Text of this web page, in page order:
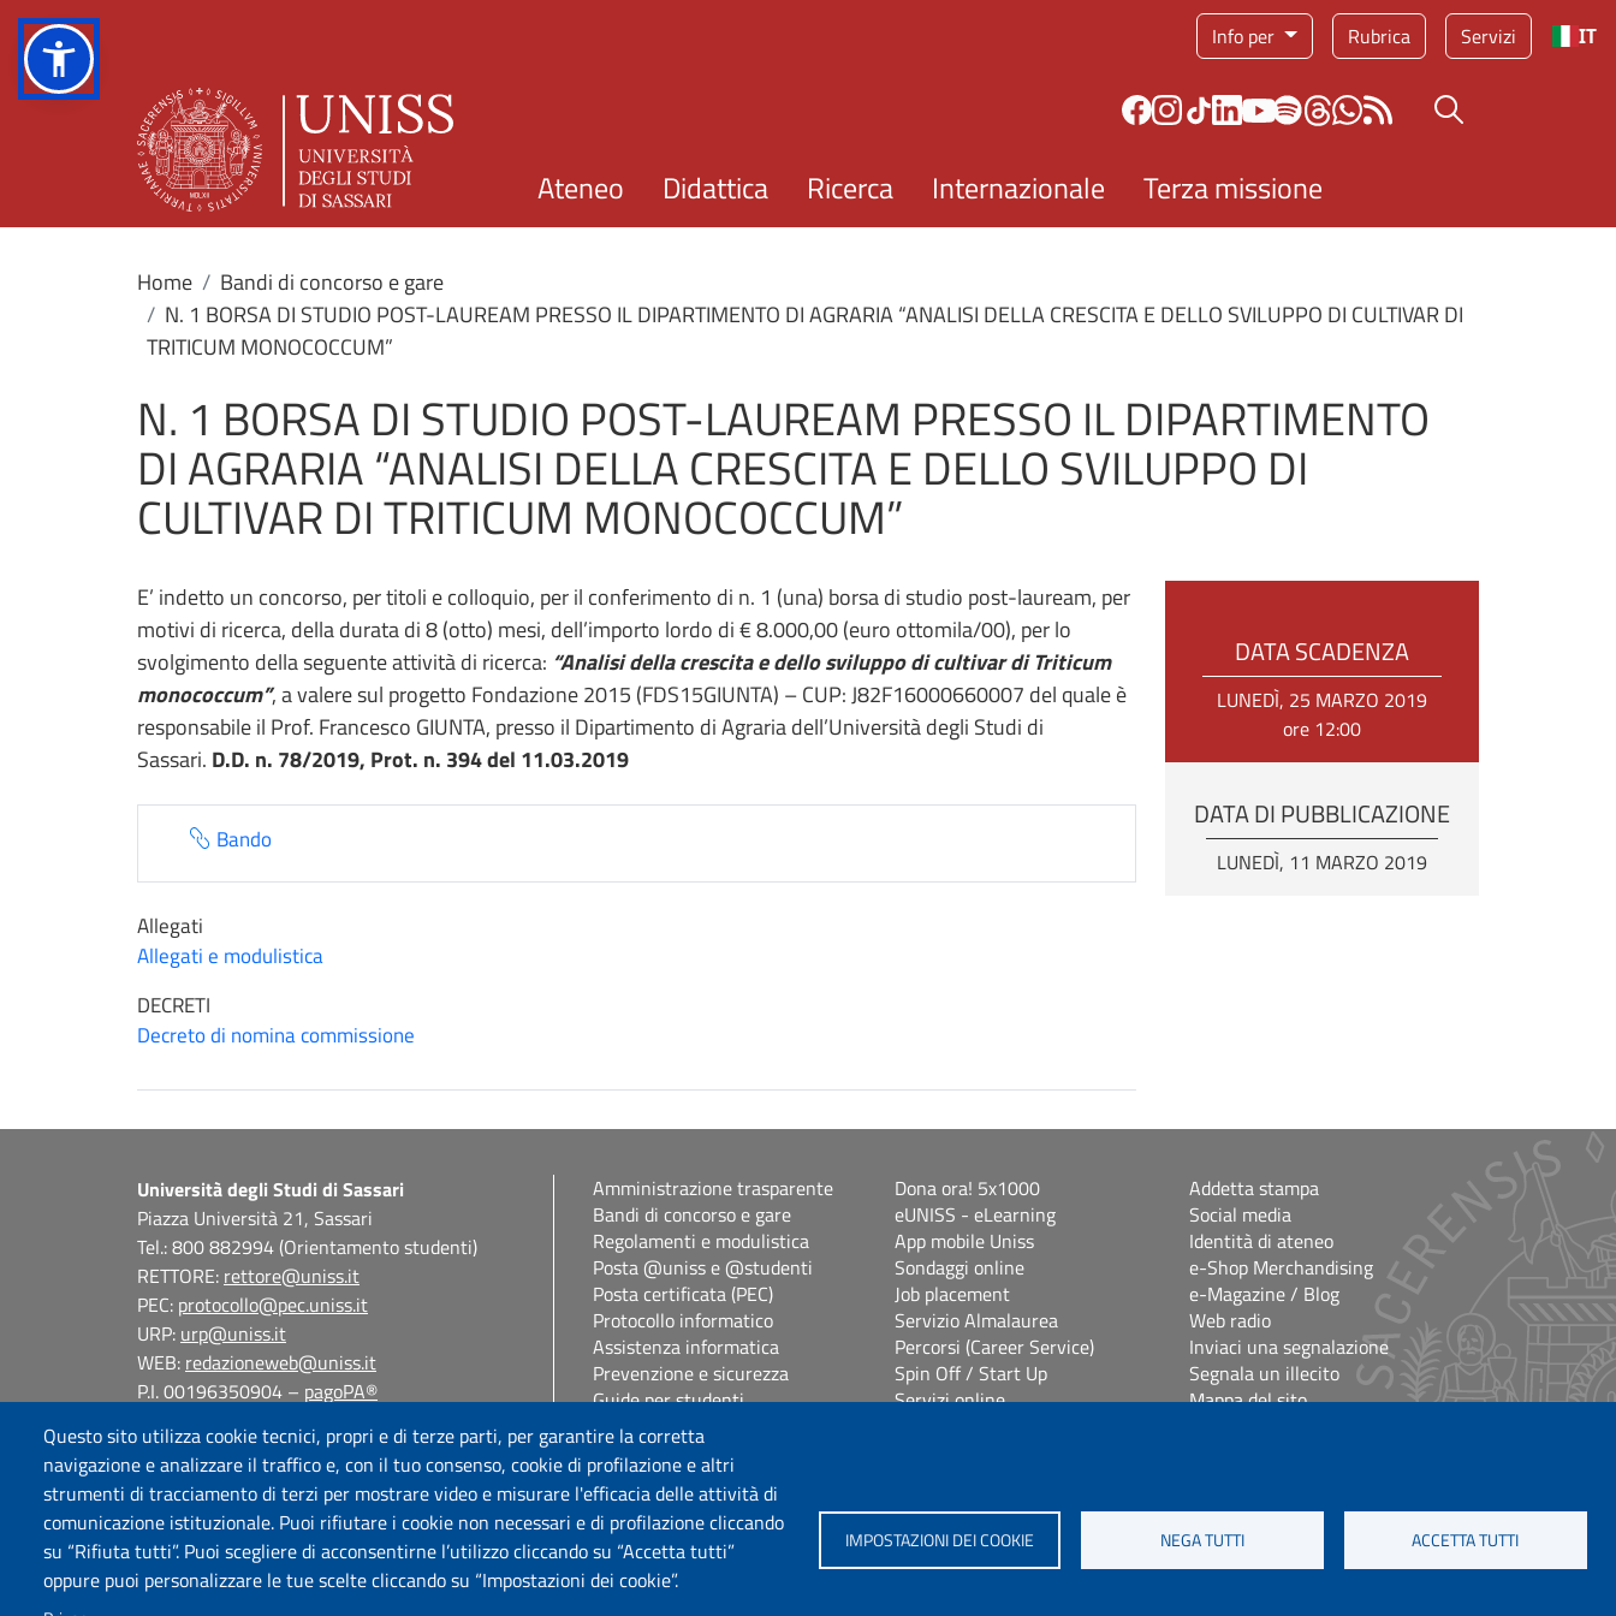
Info per Rubrica Servizi IT
Questo sito utilizza cookie tecnici, propri e di terze parti, per garantire la corretta
navigazione e analizzare il traffico e, con il tuo consenso, cookie di profilazione e altri
strumenti di tracciamento di terzi per mostrare video e misurare l'efficacia delle attività di
comunicazione istituzionale. Puoi rifiutare i cookie non necessari e di profilazione cliccando
su “Rifiuta tutti”. Puoi scegliere di acconsentirne l’utilizzo cliccando su “Accetta tutti”
oppure puoi personalizzare le tue scelte cliccando su “Impostazioni dei cookie”.
IMPOSTAZIONI DEI COOKIE NEGA TUTTI ACCETTA TUTTI
Bottone cerca
Ateneo Didattica Ricerca Internazionale Terza missione
Home
Bandi di concorso e gare
N. 1 BORSA DI STUDIO POST-LAUREAM PRESSO IL DIPARTIMENTO DI AGRARIA “ANALISI DELLA CRESCITA E DELLO SVILUPPO DI CULTIVAR DI
TRITICUM MONOCOCCUM”
N. 1 BORSA DI STUDIO POST-LAUREAM PRESSO IL DIPARTIMENTO
DI AGRARIA “ANALISI DELLA CRESCITA E DELLO SVILUPPO DI
CULTIVAR DI TRITICUM MONOCOCCUM”
E’ indetto un concorso, per titoli e colloquio, per il conferimento di n. 1 (una) borsa di studio post-lauream, per
motivi di ricerca, della durata di 8 (otto) mesi, dell’importo lordo di € 8.000,00 (euro ottomila/00), per lo
svolgimento della seguente attività di ricerca: “Analisi della crescita e dello sviluppo di cultivar di Triticum
monococcum”, a valere sul progetto Fondazione 2015 (FDS15GIUNTA) – CUP: J82F16000660007 del quale è
responsabile il Prof. Francesco GIUNTA, presso il Dipartimento di Agraria dell’Università degli Studi di
Sassari. D.D. n. 78/2019, Prot. n. 394 del 11.03.2019
Bando
Allegati
Allegati e modulistica
DECRETI
Decreto di nomina commissione
DATA SCADENZA
LUNEDÌ, 25 MARZO 2019
ore 12:00
DATA DI PUBBLICAZIONE
LUNEDÌ, 11 MARZO 2019
Università degli Studi di Sassari
Piazza Università 21, Sassari
Tel.: 800 882994 (Orientamento studenti)
RETTORE: rettore@uniss.it
PEC: protocollo@pec.uniss.it
URP: urp@uniss.it
WEB: redazioneweb@uniss.it
P.I. 00196350904 – pagoPA®
Amministrazione trasparente
Bandi di concorso e gare
Regolamenti e modulistica
Posta @uniss e @studenti
Posta certificata (PEC)
Protocollo informatico
Assistenza informatica
Prevenzione e sicurezza
Guide per studenti
Segreterie studenti
Studenti con disabilità e DSA
Vetrina alloggi
Dona ora! 5x1000
eUNISS - eLearning
App mobile Uniss
Sondaggi online
Job placement
Servizio Almalaurea
Percorsi (Career Service)
Spin Off / Start Up
Servizi online
Addetta stampa
Social media
Identità di ateneo
e-Shop Merchandising
e-Magazine / Blog
Web radio
Inviaci una segnalazione
Segnala un illecito
Mappa del sito
Seguici su
Chatta con noi